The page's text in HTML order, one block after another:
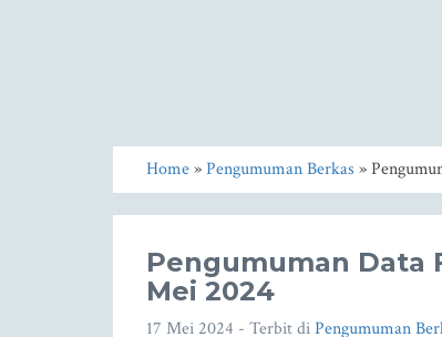
Home»Pengumuman Berkas »
Pengumuman Data
Mei 2024
17 Mei 2024 - Terbit diPengumuman